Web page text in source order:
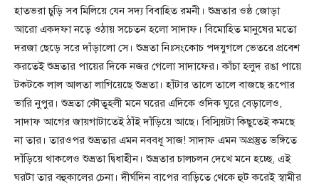
হাতভরা চুড়ি সব মিলিয়ে যেন সদ্য বিবাহিত রমনী। শুভ্রতার ওষ্ঠ জোড়া
আরো একদফা নড়ে ওঠায় সচেতন হলো সাদাফ। বিমোহিত মানুষের মতো
দরজা ছেড়ে সরে দাঁড়ালো সে। শুভ্রতা নিঃসংকোচ পদযুগলে ভেতরে প্রবেশ
করতেই শুভ্রতার পায়ের দিকে নজর গেলো সাদাফের। কাঁচা হলুদ রঙা পায়ে
টকটকে লাল আলতা লাগিয়েছে শুভ্রতা। হাঁটার তালে তালে বাজছে রূপোর
ভারি নুপুর। শুভ্রতা কৌতূহলী মনে ঘরের এদিকে ওদিক ঘুরে বেড়ালেও,
সাদাফ আগের জায়গাটাতেই ঠাঁই দাঁড়িয়ে আছে। বিস্মিয়টা কিছুতেই কমছে
না তার। তারওপর শুভ্রতার এমন নববধূ সাজ! সাদাফ এমন অপ্রস্তুত ভঙ্গিতে
দাঁড়িয়ে থাকলেও শুভ্রতা দ্বিধাহীন। শুভ্রতার চালচলন দেখে মনে হচ্ছে, এই
ঘরটা তার বহুকালের চেনা। দীর্ঘদিন বাপের বাড়িতে থেকে হুট করেই স্বামীর